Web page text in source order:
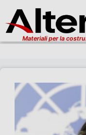
Materiali per la